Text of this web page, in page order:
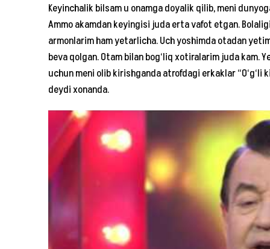
Keyinchalik bilsam u onamga doyalik qilib, meni
Ammo akamdan keyingisi juda erta vafot etgan.
armonlarim ham yetarlicha. Uch yoshimda otadan
beva qolgan. Otam bilan bog‘liq xotiralarim juda kam.
uchun meni olib kirishganda atrofdagi erkaklar “O‘g‘li
deydi xonanda.